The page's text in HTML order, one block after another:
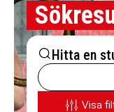
Hitta en
Visa